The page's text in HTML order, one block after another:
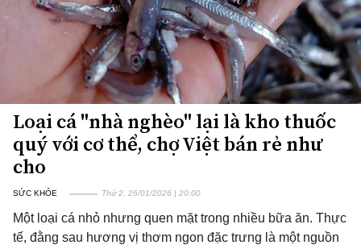
Loại cá "nhà nghèo" lại là kho thuốc
quý với cơ thể, chợ Việt bán rẻ như
cho
SỨC KHỎE Thứ 2, 26/01/2026 | 20:00
Một loại cá nhỏ nhưng quen mặt trong nhiều bữa ăn. Thực
tế, đằng sau hương vị thơm ngon đặc trưng là một nguồn